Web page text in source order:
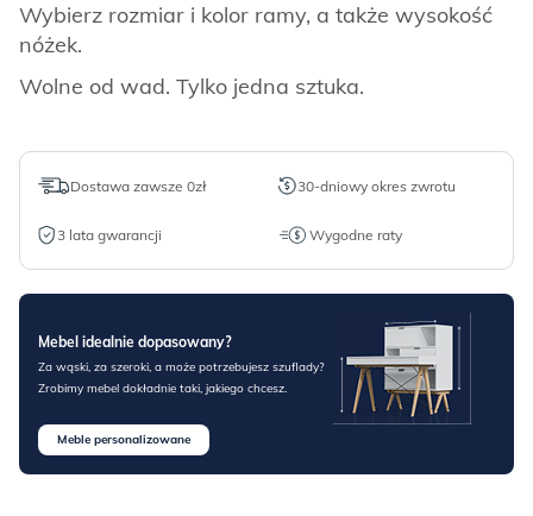
Wybierz rozmiar i kolor ramy, a także wysokość
nóżek.
Wolne od wad. Tylko jedna sztuka.
Dostawa zawsze 0zł 30-dniowy okres zwrotu
3 lata gwarancji Wygodne raty
Mebel idealnie dopasowany?
Za wąski, za szeroki, a może potrzebujesz szuflady?
Zrobimy mebel dokładnie taki, jakiego chcesz.
Meble personalizowane